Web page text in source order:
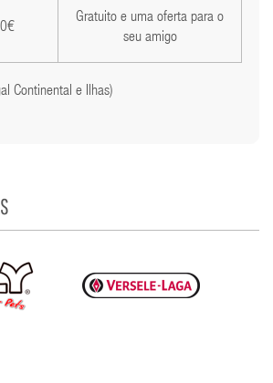
Gratuito e uma oferta para o
seu amigo
Continental e Ilhas)